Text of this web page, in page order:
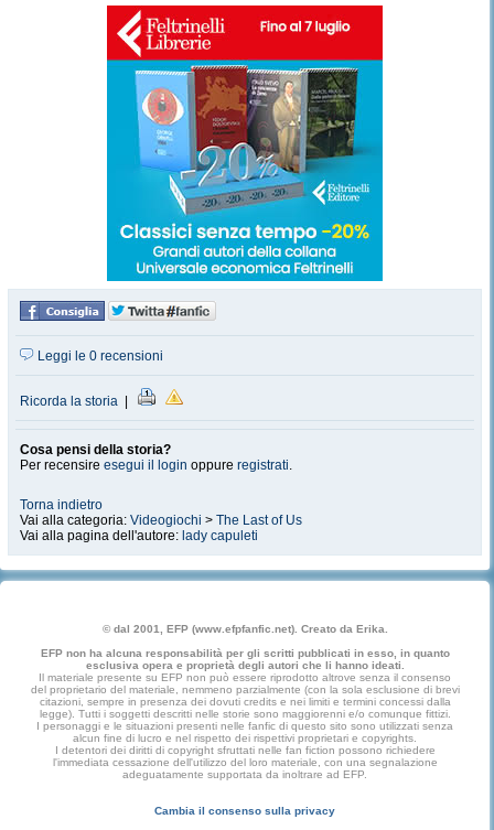
Leggi le 0 recensioni
Ricorda la storia
Cosa pensi della storia?
Per recensire esegui il login oppure registrati.
Torna indietro
Vai alla categoria: Videogiochi > The Last of Us
Vai alla pagina dell'autore: lady capuleti
© dal 2001, EFP (www.efpfanfic.net). Creato da Erika.
EFP non ha alcuna responsabilità per gli scritti pubblicati in esso, in quanto
esclusiva opera e proprietà degli autori che li hanno ideati.
Il materiale presente su EFP non può essere riprodotto altrove senza il consenso
del proprietario del materiale, nemmeno parzialmente (con la sola esclusione di brevi
citazioni, sempre in presenza dei dovuti credits e nei limiti e termini concessi dalla
legge). Tutti i soggetti descritti nelle storie sono maggiorenni e/o comunque fittizi.
I personaggi e le situazioni presenti nelle fanfic di questo sito sono utilizzati senza
alcun fine di lucro e nel rispetto dei rispettivi proprietari e copyrights.
I detentori dei diritti di copyright sfruttati nelle fan fiction possono richiedere
l'immediata cessazione dell'utilizzo del loro materiale, con una segnalazione
adeguatamente supportata da inoltrare ad EFP.
Cambia il consenso sulla privacy